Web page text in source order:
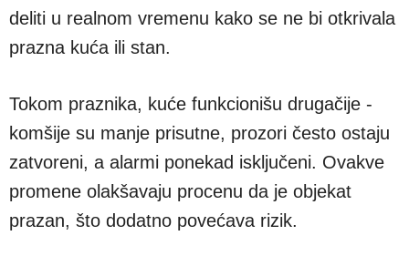
deliti u realnom vremenu kako se ne bi otkrivala
prazna kuća ili stan.
Tokom praznika, kuće funkcionišu drugačije -
komšije su manje prisutne, prozori često ostaju
zatvoreni, a alarmi ponekad isključeni. Ovakve
promene olakšavaju procenu da je objekat
prazan, što dodatno povećava rizik.